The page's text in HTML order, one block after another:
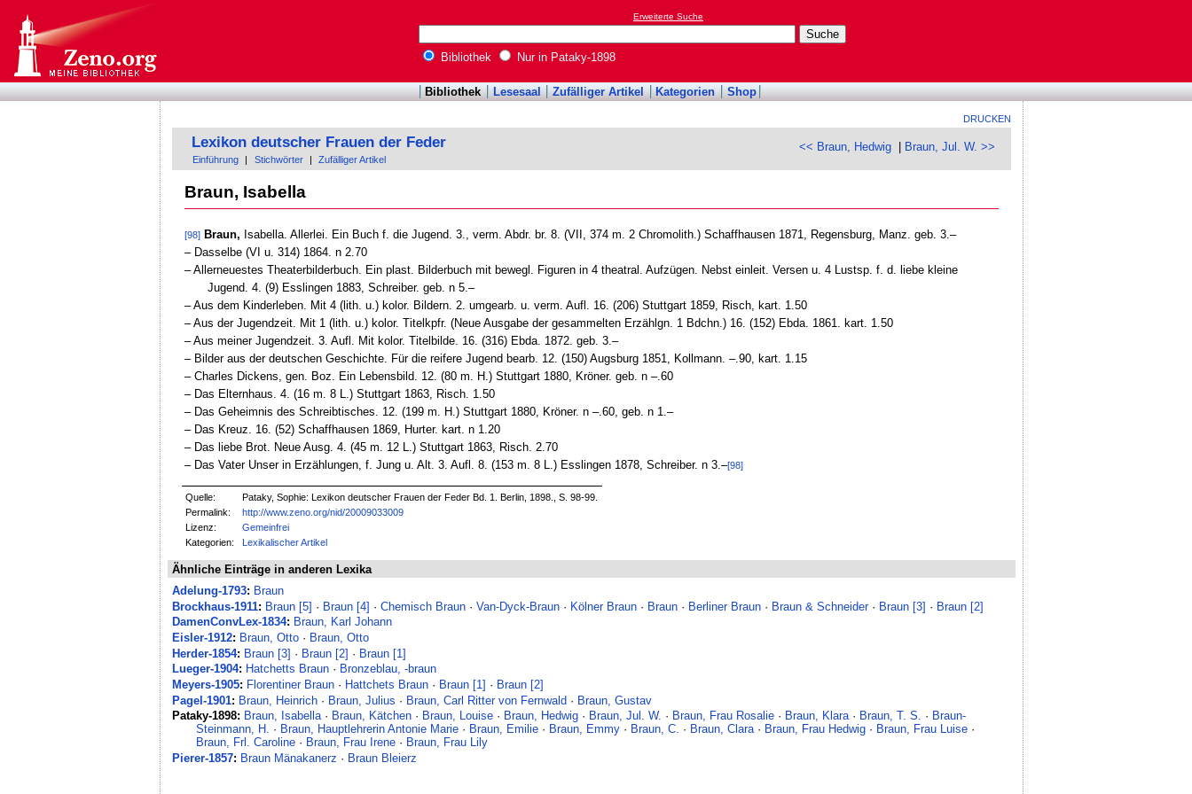
Erweiterte Suche
Bibliothek Nur in Pataky-1898
Bibliothek Lesesaal Zufälliger Artikel Kategorien Shop
DRUCKEN
<< Braun, Hedwig Braun, Jul. W. >>
Lexikon deutscher Frauen der Feder
Einführung Stichwörter Zufälliger Artikel
Braun, Isabella
[98] Braun, Isabella. Allerlei. Ein Buch f. die Jugend. 3., verm. Abdr. br. 8. (VII, 374 m. 2 Chromolith.) Schaffhausen 1871, Regensburg, Manz. geb. 3.–
‒ Dasselbe (VI u. 314) 1864. n 2.70
‒ Allerneuestes Theaterbilderbuch. Ein plast. Bilderbuch mit bewegl. Figuren in 4 theatral. Aufzügen. Nebst einleit. Versen u. 4 Lustsp. f. d. liebe kleine
Jugend. 4. (9) Esslingen 1883, Schreiber. geb. n 5.–
‒ Aus dem Kinderleben. Mit 4 (lith. u.) kolor. Bildern. 2. umgearb. u. verm. Aufl. 16. (206) Stuttgart 1859, Risch, kart. 1.50
‒ Aus der Jugendzeit. Mit 1 (lith. u.) kolor. Titelkpfr. (Neue Ausgabe der gesammelten Erzählgn. 1 Bdchn.) 16. (152) Ebda. 1861. kart. 1.50
‒ Aus meiner Jugendzeit. 3. Aufl. Mit kolor. Titelbilde. 16. (316) Ebda. 1872. geb. 3.–
‒ Bilder aus der deutschen Geschichte. Für die reifere Jugend bearb. 12. (150) Augsburg 1851, Kollmann. –.90, kart. 1.15
‒ Charles Dickens, gen. Boz. Ein Lebensbild. 12. (80 m. H.) Stuttgart 1880, Kröner. geb. n –.60
‒ Das Elternhaus. 4. (16 m. 8 L.) Stuttgart 1863, Risch. 1.50
‒ Das Geheimnis des Schreibtisches. 12. (199 m. H.) Stuttgart 1880, Kröner. n –.60, geb. n 1.–
‒ Das Kreuz. 16. (52) Schaffhausen 1869, Hurter. kart. n 1.20
‒ Das liebe Brot. Neue Ausg. 4. (45 m. 12 L.) Stuttgart 1863, Risch. 2.70
‒ Das Vater Unser in Erzählungen, f. Jung u. Alt. 3. Aufl. 8. (153 m. 8 L.) Esslingen 1878, Schreiber. n 3.–[98]
Quelle:
Pataky, Sophie: Lexikon deutscher Frauen der Feder Bd. 1. Berlin, 1898., S. 98-99.
Permalink:
http://www.zeno.org/nid/20009033009
Lizenz:
Gemeinfrei
Kategorien:
Lexikalischer Artikel
Ähnliche Einträge in anderen Lexika
Adelung-1793: Braun
Brockhaus-1911: Braun [5] · Braun [4] ·Chemisch Braun ·Van-Dyck-Braun · Kölner Braun · Braun · Berliner Braun · Braun & Schneider· Braun [3] · Braun [2]
DamenConvLex-1834: Braun, Karl Johann
Eisler-1912: Braun, Otto · Braun, Otto
Herder-1854: Braun [3] · Braun [2] · Braun [1]
Lueger-1904: Hatchetts Braun · Bronzeblau, -braun
Meyers-1905: Florentiner Braun · Hattchets Braun · Braun [1] · Braun [2]
Pagel-1901: Braun, Heinrich · Braun, Julius · Braun, Carl Ritter von Fernwald · Braun, Gustav
Pataky-1898: Braun, Isabella· Braun, Kätchen · Braun, Louise · Braun, Hedwig · Braun, Jul. W. · Braun, Frau Rosalie · Braun, Klara· Braun, T. S. · Braun-
Steinmann, H. · Braun, Hauptlehrerin Antonie Marie· Braun, Emilie· Braun, Emmy· Braun, C. · Braun, Clara· Braun, Frau Hedwig· Braun, Frau Luise·
Braun, Frl. Caroline· Braun, Frau Irene· Braun, Frau Lily
Pierer-1857: Braun Mänakanerz · Braun Bleierz